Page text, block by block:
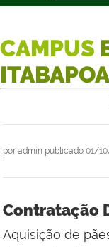
CAMPUS
por admin publicado 01/
Contratação
Aquisição de